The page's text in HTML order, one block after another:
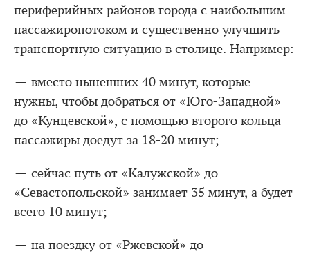
периферийных районов города с наибольшим
пассажиропотоком и существенно улучшить
транспортную ситуацию в столице. Например:
— вместо нынешних 40 минут, которые
нужны, чтобы добраться от «Юго-Западной»
до «Кунцевской», с помощью второго кольца
пассажиры доедут за 18-20 минут;
— сейчас путь от «Калужской» до
«Севастопольской» занимает 35 минут, а будет
всего 10 минут;
— на поездку от «Ржевской» до